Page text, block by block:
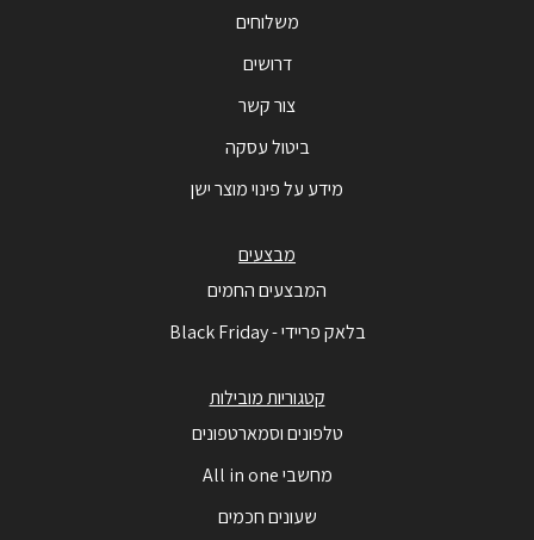
משלוחים
דרושים
צור קשר
ביטול עסקה
מידע על פינוי מוצר ישן
מבצעים
המבצעים החמים
בלאק פריידי - Black Friday
קטגוריות מובילות
טלפונים וסמארטפונים
מחשבי All in one
שעונים חכמים